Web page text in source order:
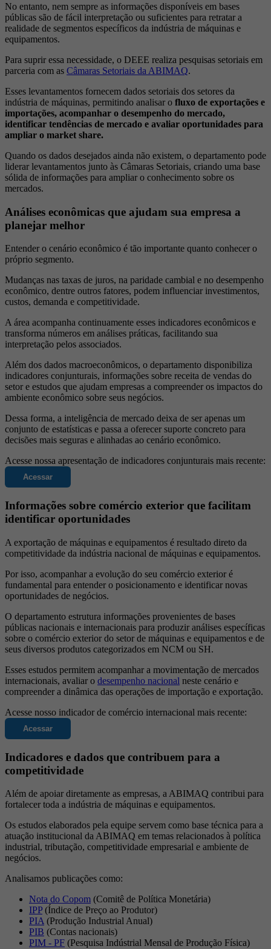
No entanto, nem sempre as informações disponíveis em bases
públicas são de fácil interpretação ou suficientes para retratar a
realidade de segmentos específicos da indústria de máquinas e
equipamentos.
Para suprir essa necessidade, o DEEE realiza pesquisas setoriais em
parceria com as Câmaras Setoriais da ABIMAQ.
Esses levantamentos fornecem dados setoriais dos setores da
indústria de máquinas, permitindo analisar o fluxo de exportações e
importações, acompanhar o desempenho do mercado,
identificar tendências de mercado e avaliar oportunidades para
ampliar o market share.
Quando os dados desejados ainda não existem, o departamento pode
liderar levantamentos junto às Câmaras Setoriais, criando uma base
sólida de informações para ampliar o conhecimento sobre os
mercados.
Análises econômicas que ajudam sua empresa a
planejar melhor
Entender o cenário econômico é tão importante quanto conhecer o
próprio segmento.
Mudanças nas taxas de juros, na paridade cambial e no desempenho
econômico, dentre outros fatores, podem influenciar investimentos,
custos, demanda e competitividade.
A área acompanha continuamente esses indicadores econômicos e
transforma números em análises práticas, facilitando sua
interpretação pelos associados.
Além dos dados macroeconômicos, o departamento disponibiliza
indicadores conjunturais, informações sobre receita de vendas do
setor e estudos que ajudam empresas a compreender os impactos do
ambiente econômico sobre seus negócios.
Dessa forma, a inteligência de mercado deixa de ser apenas um
conjunto de estatísticas e passa a oferecer suporte concreto para
decisões mais seguras e alinhadas ao cenário econômico.
Acesse nossa apresentação de indicadores conjunturais mais recente:
Acessar
Informações sobre comércio exterior que facilitam
identificar oportunidades
A exportação de máquinas e equipamentos é resultado direto da
competitividade da indústria nacional de máquinas e equipamentos.
Por isso, acompanhar a evolução do seu comércio exterior é
fundamental para entender o posicionamento e identificar novas
oportunidades de negócios.
O departamento estrutura informações provenientes de bases
públicas nacionais e internacionais para produzir análises específicas
sobre o comércio exterior do setor de máquinas e equipamentos e de
seus diversos produtos categorizados em NCM ou SH.
Esses estudos permitem acompanhar a movimentação de mercados
internacionais, avaliar o desempenho nacional neste cenário e
compreender a dinâmica das operações de importação e exportação.
Acesse nosso indicador de comércio internacional mais recente:
Acessar
Indicadores e dados que contribuem para a
competitividade
Além de apoiar diretamente as empresas, a ABIMAQ contribui para
fortalecer toda a indústria de máquinas e equipamentos.
Os estudos elaborados pela equipe servem como base técnica para a
atuação institucional da ABIMAQ em temas relacionados à política
industrial, tributação, competitividade empresarial e ambiente de
negócios.
Analisamos publicações como:
Nota do Copom (Comitê de Política Monetária)
IPP (Índice de Preço ao Produtor)
PIA (Produção Industrial Anual)
PIB (Contas nacionais)
PIM - PF (Pesquisa Indústrial Mensal de Produção Física)